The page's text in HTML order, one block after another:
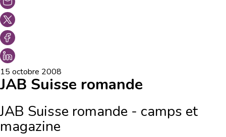
15 octobre 2008
JAB Suisse romande
JAB Suisse romande - camps et
magazine